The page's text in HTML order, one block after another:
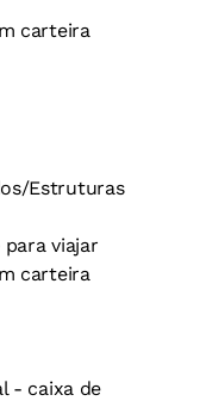
carteira
Estruturas
viajar
carteira
- caixa de